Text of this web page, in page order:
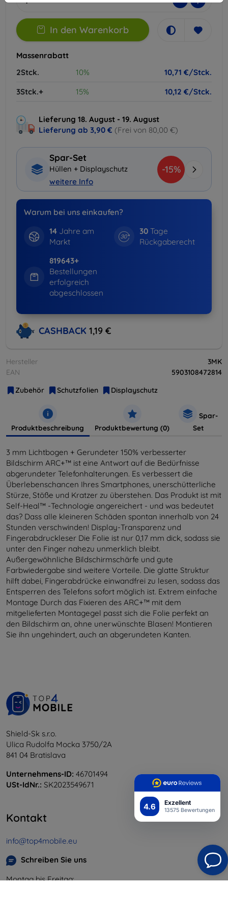
4.6 Exzellent
13575 Bewertungen
In den Warenkorb
Massenrabatt
2Stck.
10%
10,71 €/Stck.
3Stck.+
15% 10,12 €/Stck.
Lieferung 18. August - 19. August
Lieferung ab 3,90 € (Frei von 80,00 €)
Spar-Set
Hüllen + Displayschutz
weitere Info
-15%
Warum bei uns einkaufen?
14Jahre am
Markt
30 Tage
Rückgaberecht
819643+
Bestellungen
erfolgreich
abgeschlossen
CASHBACK 1,19 €
Hersteller
3MK
EAN
5903108472814
Zubehör
Schutzfolien Displayschutz
Produktbeschreibung Produktbewertung (0)
Spar-
Set
3 mm Lichtbogen + Gerundeter 150% verbesserter
Bildschirm ARC+™ ist eine Antwort auf die Bedürfnisse
abgerundeter Telefonhalterungen. Es verbessert die
Überlebenschancen Ihres Smartphones, unerschütterliche
Stürze, Stöße und Kratzer zu überstehen. Das Produkt ist mit
Self-Heal™ -Technologie angereichert - und was bedeutet
das? Dass alle kleineren Schäden spontan innerhalb von 24
Stunden verschwinden! Display-Transparenz und
Fingerabdruckleser Die Folie ist nur 0,17 mm dick, sodass sie
unter den Finger nahezu unmerklich bleibt.
Außergewöhnliche Bildschirmschärfe und gute
Farbwiedergabe sind weitere Vorteile. Die glatte Struktur
hilft dabei, Fingerabdrücke einwandfrei zu lesen, sodass das
Entsperren des Telefons sofort möglich ist. Extrem einfache
Montage Durch das Fixieren des ARC+™ mit dem
mitgelieferten Montagegel passt sich die Folie perfekt an
den Bildschirm an, ohne unerwünschte Blasen! Montieren
Sie ihn ungehindert, auch an abgerundeten Kanten.
Shield-Sk s.r.o.
Ulica Rudolfa Mocka 3750/2A
841 04 Bratislava
Unternehmens-ID: 46701494
USt-IdNr.: SK2023549671
Kontakt
info@top4mobile.eu
Schreiben Sie uns
Montag bis Freitag: